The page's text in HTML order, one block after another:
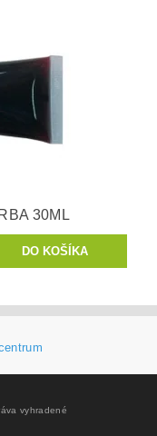
30ML
vyhradené